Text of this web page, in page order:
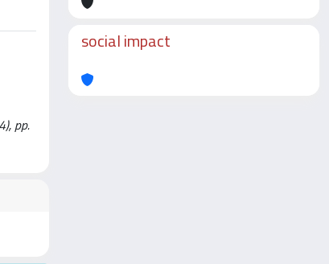
pp.
social impact